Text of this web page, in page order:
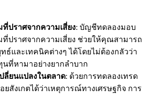
ปราศจากความเสี่ยง: บัญชีทดลองมอบ
ปราศจากความเสี่ยง ช่วยให้คุณสามารถ
ธ์และเทคนิคต่างๆ ได้โดยไม่ต้องกลัวว่า
นที่หามาอย่างยากลำบาก
ปลี่ยนแปลงในตลาด: ด้วยการทดลองเทรด
สังเกตได้ว่าเหตุการณ์ทางเศรษฐกิจ การ